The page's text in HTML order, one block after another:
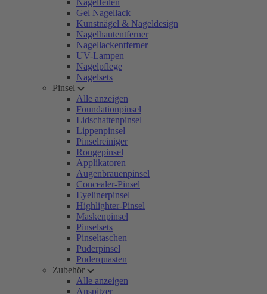
Nagelfeilen
Gel Nagellack
Kunstnägel & Nageldesign
Nagelhautentferner
Nagellackentferner
UV-Lampen
Nagelpflege
Nagelsets
Pinsel
Alle anzeigen
Foundationpinsel
Lidschattenpinsel
Lippenpinsel
Pinselreiniger
Rougepinsel
Applikatoren
Augenbrauenpinsel
Concealer-Pinsel
Eyelinerpinsel
Highlighter-Pinsel
Maskenpinsel
Pinselsets
Pinseltaschen
Puderpinsel
Puderquasten
Zubehör
Alle anzeigen
Anspitzer